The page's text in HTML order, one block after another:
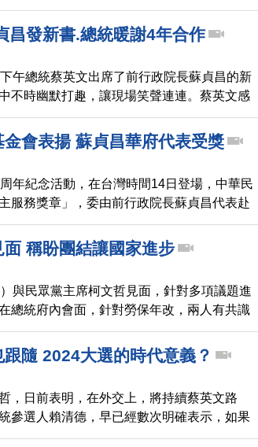
他邀約會面，而傳出民眾黨內對見面有反
任監督執政黨，但朝野領袖之間有政黨溝通
昌發新書.總統暖謝4年合作
午總統蔡英文出席了前行政院長蘇貞昌的新
不時幽默打趣，讓現場笑聲連連。蔡英文感
帶台灣走過四大公投、百年大旱以及疫情等
，讓台灣的路更有方向感、更踏實。而正值
貞昌也表示，期待蔡英文總統的路線，未來
會表揚 蘇貞昌華府代表受獎
年紀念活動，在台灣時間14日登場，中華民
服務獎章」，委由前行政院長蘇貞昌代表赴
演說表示，這一獎章是對台灣人民努力與成
所有民主夥伴合作，捍衛民主。
稱盼團結讓國家進步
與民眾黨主席柯文哲見面，針對多項議題進
總統府內會面，針對勞保年改，兩人有共識
方案、凝聚共識。另外在國防預算、社會安
有相同看法。會面過程兩個小時，由雙方幕
用牛肉麵，氣氛融洽，也讓外界關注接下來
隨 2024大選的時代意義？
，日前表明，在外交上，將持續蔡英文路
參選人賴清德，早已經數次明確表示，如果
交路線，想請教老師，您怎麼看在這次總統